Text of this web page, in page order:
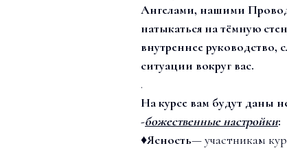
Ангелами, нашими
натыкаться на тёмную
внутреннее руководство,
ситуации вокруг вас.
.
На курсе вам будут даны
-божественные настройки:
♦Ясность— участникам